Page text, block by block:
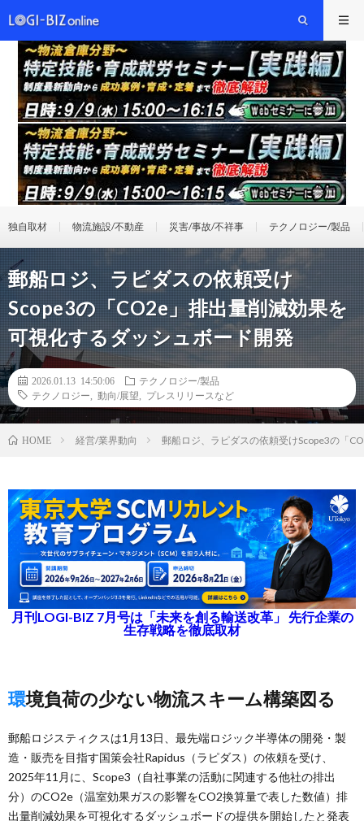
独自取材 物流施設/不動産 災害/事故/不祥事 テクノロジー/製品
郵船ロジ、ラピダスの依頼受け
Scope3の「CO2e」排出量削減効果を
可視化するダッシュボード開発
2026.01.13 14:50:06
テクノロジー/製品
テクノロジー
動向/展望 プレスリリースなど
HOME 経営/業界動向 郵船ロジ、ラピダスの依頼受けScope3の「
月刊LOGI-BIZ 7月号は「未来を創る輸送改革」 先行企業の
生存戦略を徹底取材
環境負荷の少ない物流スキーム構築図る
郵船ロジスティクスは1月13日、最先端ロジック半導体の開発・製
造・販売を目指す国策会社Rapidus（ラピダス）の依頼を受け、
2025年11月に、Scope3（自社事業の活動に関連する他社の排出
分）のCO2e（温室効果ガスの影響をCO2換算量で表した数値）排
出量削減効果を可視化するダッシュボードの提供を開始したと発表